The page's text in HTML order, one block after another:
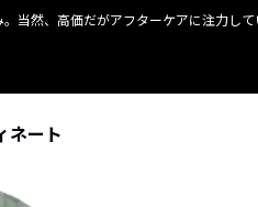
当然、高価だがアフターケアに注力し
ネート